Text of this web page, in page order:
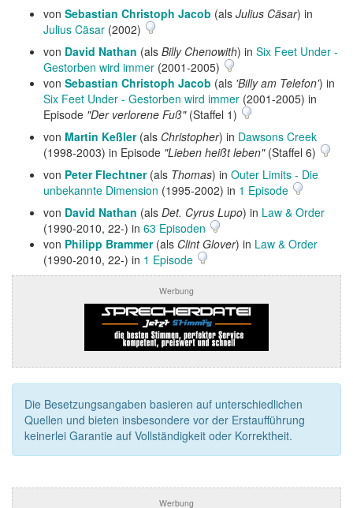
von Sebastian Christoph Jacob (als Julius Cäsar) in
Julius Cäsar (2002)
von David Nathan (als Billy Chenowith) in Six Feet Under -
Gestorben wird immer (2001-2005)
von Sebastian Christoph Jacob (als 'Billy am Telefon') in
Six Feet Under - Gestorben wird immer (2001-2005) in
Episode "Der verlorene Fuß"(Staffel 1)
von Martin Keßler(als Christopher) in Dawsons Creek
(1998-2003) in Episode "Lieben heißt leben"(Staffel 6)
von Peter Flechtner(als Thomas) in Outer Limits - Die
unbekannte Dimension (1995-2002) in 1 Episode
von David Nathan (als Det. Cyrus Lupo) in Law & Order
(1990-2010, 22-) in 63 Episoden
von Philipp Brammer(als Clint Glover) in Law & Order
(1990-2010, 22-) in 1 Episode
Werbung
Die Besetzungsangaben basieren auf unterschiedlichen
Quellen und bieten insbesondere vor der Erstaufführung
keinerlei Garantie auf Vollständigkeit oder Korrektheit.
Werbung